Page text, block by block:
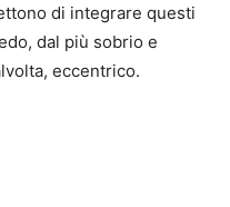
di integrare questi
dal più sobrio e
eccentrico.